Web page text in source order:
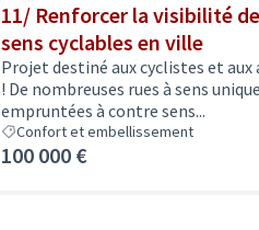
11/ Renforcer la visibilité
sens cyclables en ville
Projet destiné aux cyclistes et
! De nombreuses rues à sens
empruntées à contre sens...
Confort et embellissement
100 000 €